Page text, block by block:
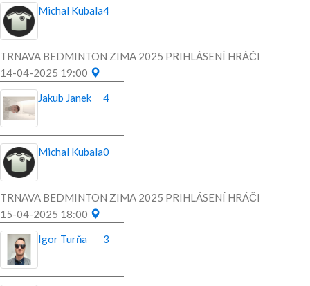
Michal Kubala4
TRNAVA BEDMINTON ZIMA 2025 PRIHLÁSENÍ HRÁČI
14-04-2025 19:00
Jakub Janek
4
Michal Kubala0
TRNAVA BEDMINTON ZIMA 2025 PRIHLÁSENÍ HRÁČI
15-04-2025 18:00
Igor Turňa
3